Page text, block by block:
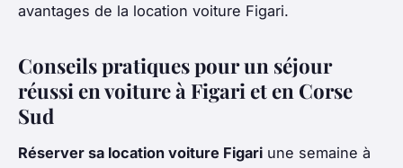
avantages de la location voiture Figari.
Conseils pratiques pour un séjour
réussi en voiture à Figari et en Corse
Sud
Réserver sa location voiture Figari une semaine à